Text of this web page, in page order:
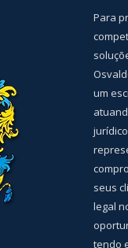
Para
um
seus
legal
tendo